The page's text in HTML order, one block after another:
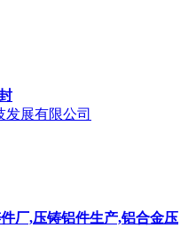
发展有限公司
厂,压铸铝件生产,铝合金压